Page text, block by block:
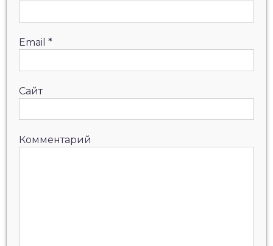
Email *
Сайт
Комментарий